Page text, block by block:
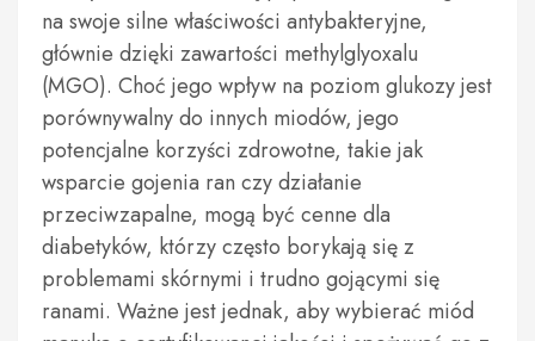
na swoje silne właściwości antybakteryjne,
głównie dzięki zawartości methylglyoxalu
(MGO). Choć jego wpływ na poziom glukozy jest
porównywalny do innych miodów, jego
potencjalne korzyści zdrowotne, takie jak
wsparcie gojenia ran czy działanie
przeciwzapalne, mogą być cenne dla
diabetyków, którzy często borykają się z
problemami skórnymi i trudno gojącymi się
ranami. Ważne jest jednak, aby wybierać miód